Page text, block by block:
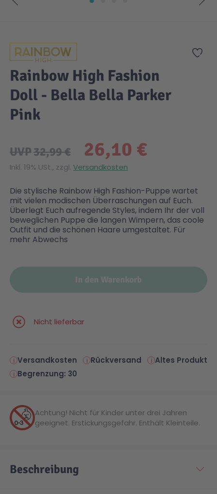
Sicherheit
Krimi / Thriller
Liebesromane
Sachbücher / Wissen
Zeit & Reise
Kuscheltiere
Puppen & Puppenzubehör
Puzzle & Legespiele
Holzspielwaren
Kreativ
Malen & Zeichnen
DC Comics™ Super Heroes
Disney
DUPLO®
Friends
Harry Potter™
Marvel™ Super Heroes
Minecraft™
Speed Champions
Super Mario
Country
Fairies
Family Fun
Figures
Heroes
Knights
NOVELMORE
Wiltopia
Cars
Zur
Rainbow High Fashion
Doll - Bella Bella Parker
Pink
26,10 €
UVP32,99 €
Inkl. 19% USt., zzgl. Versandkosten
Die stylische Rainbow High Fashion-Puppe wartet
mit vielen modischen Überraschungen auf Euch.
Überlegt Euch aufregende Styles, indem Ihr der voll
beweglichen Puppe die langen Wimpern, das coole
Outfit und die schönen Haare umgestaltet. Für
mehr Abwechs
In den Warenkorb
Nicht lieferbar
Versandkosten Rückversand
Altes Produkt
Begrenzung: 30
Achtung! Nicht für Kinder unter drei Jahren
geeignet. Erstickungsgefahr. Enthält Kleinteile.
Beschreibung